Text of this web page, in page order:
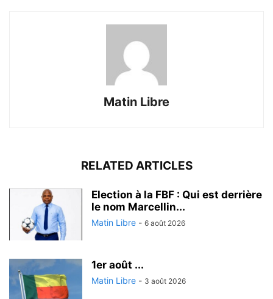
Matin Libre
RELATED ARTICLES
Election à la FBF : Qui est derrière
le nom Marcellin...
Matin Libre - 6 août 2026
1er août ...
Matin Libre - 3 août 2026